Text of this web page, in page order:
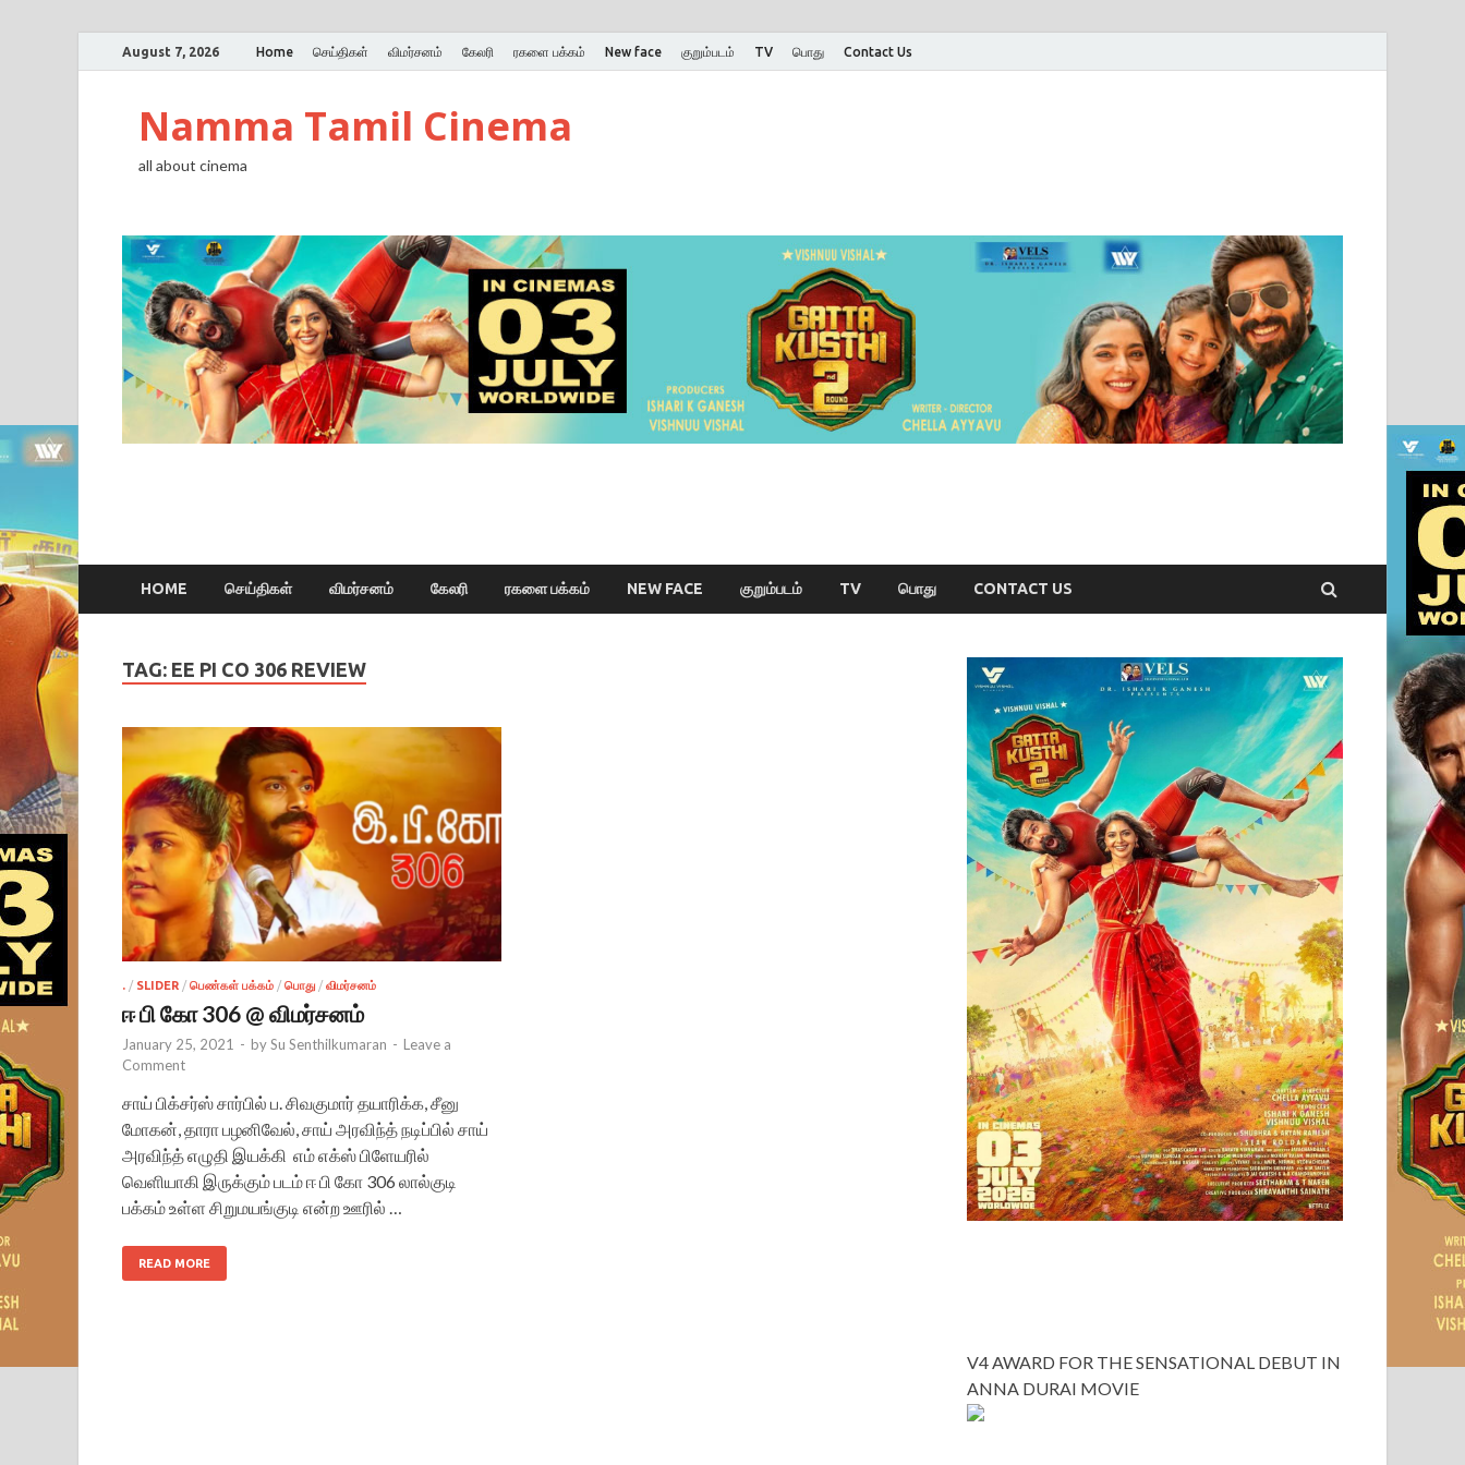
August 7, 2026 Home செய்திகள் விமர்சனம் கேலரி ரகளை பக்கம் New face குறும்படம் TV பொது Contact Us
Namma Tamil Cinema
all about cinema
HOME செய்திகள் விமர்சனம் கேலரி ரகளை பக்கம் NEW FACE குறும்படம் TV பொது CONTACT US
TAG: EE PI CO 306 REVIEW
. / SLIDER / பெண்கள் பக்கம் / பொது / விமர்சனம்
ஈ பி கோ 306 @ விமர்சனம்
January 25, 2021 - bySu Senthilkumaran - Leave a
Comment
சாய் பிக்சர்ஸ் சார்பில் ப. சிவகுமார் தயாரிக்க, சீனு
மோகன், தாரா பழனிவேல், சாய் அரவிந்த் நடிப்பில் சாய்
அரவிந்த் எழுதி இயக்கி எம் எக்ஸ் பிளேயரில்
வெளியாகி இருக்கும் படம் ஈ பி கோ 306 லால்குடி
பக்கம் உள்ள சிறுமயங்குடி என்ற ஊரில் …
READ MORE
V4 AWARD FOR THE SENSATIONAL DEBUT IN
ANNA DURAI MOVIE